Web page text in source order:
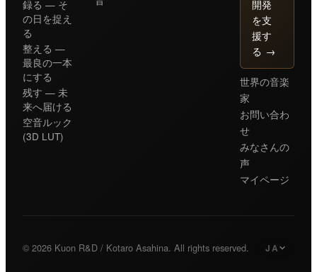
録る — そ
の日を捉え
る
整える —
最良の一本
にする
残す — 未
来へ届ける
空音ルック
(3D LUT)
開発
を支
援す
る →
世界の音楽
家
お問い合わ
せ
みなさんの
声
マイページ
© 2026 Kuon R&D / Kotaro Asahina. All rights reserved. JA